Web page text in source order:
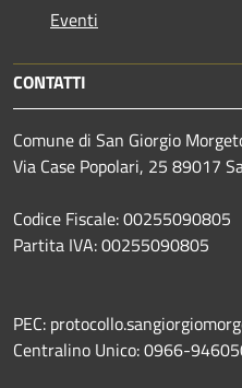
Eventi
CONTATTI
Comune di San Giorgio
Via Case Popolari, 25 89017
Codice Fiscale: 00255090805
Partita IVA: 00255090805
PEC:
Centralino Unico: 0966-